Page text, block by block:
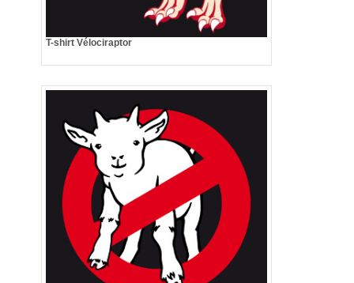
T-shirt Vélociraptor